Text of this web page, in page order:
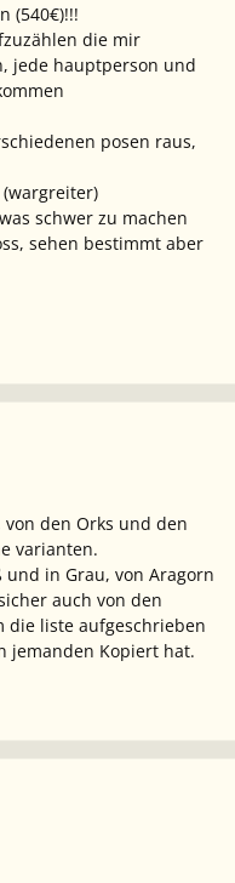
(540€)!!!
die mir
jede hauptperson und
posen raus,
schwer zu machen
sehen bestimmt aber
den Orks und den
varianten.
in Grau, von Aragorn
auch von den
die liste aufgeschrieben
jemanden Kopiert hat.